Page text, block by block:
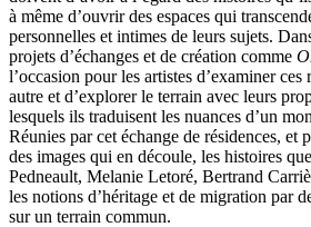
à même d’ouvrir des espaces qui
personnelles et intimes de leurs sujets.
projets d’échanges et de création comme
l’occasion pour les artistes d’examiner
autre et d’explorer le terrain avec leurs
lesquels ils traduisent les nuances d’un
Réunies par cet échange de résidences, et
des images qui en découle, les histoires
Pedneault, Melanie Letoré, Bertrand
les notions d’héritage et de migration par
sur un terrain commun.